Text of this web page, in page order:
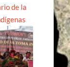
de la